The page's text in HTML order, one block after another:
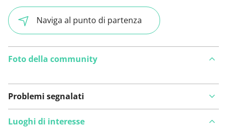
Naviga al punto di partenza
Foto della community
Problemi segnalati
Luoghi di interesse